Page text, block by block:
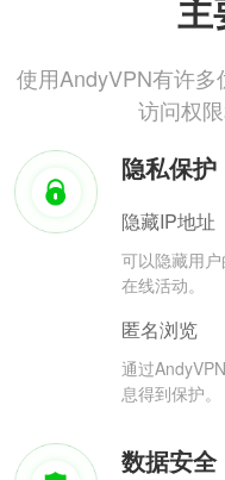
主
使用AndyVPN有许多
访问权
隐私保护
隐藏IP地址
可以隐藏用
在线活动。
匿名浏览
通过
息得到保护。
数据安全